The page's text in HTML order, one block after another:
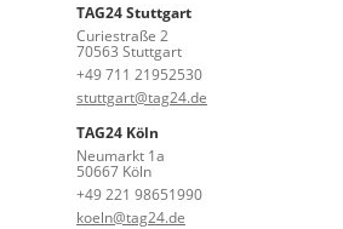
TAG24 Stuttgart
Curiestraße 2
70563 Stuttgart
+49 711 21952530
stuttgart@tag24.de
TAG24 Köln
Neumarkt 1a
50667 Köln
+49 221 98651990
koeln@tag24.de